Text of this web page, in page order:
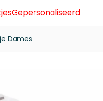
Gepersonaliseerd
Dames